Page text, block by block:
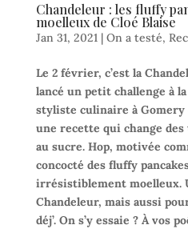
Chandeleur : les fluffy
moelleux de Cloé Blaise
Jan 31, 2021| On a testé,
Le 2 février, c’est la
lancé un petit challenge à
styliste culinaire à
une recette qui change
au sucre. Hop, motivée
concocté des fluffy
irrésistiblement moelleux.
Chandeleur, mais aussi
déj’. On s’y essaie ? À vos